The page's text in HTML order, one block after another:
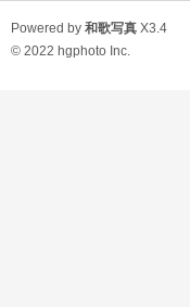
Powered by 和歌写真 X3.4
© 2022 hgphoto Inc.